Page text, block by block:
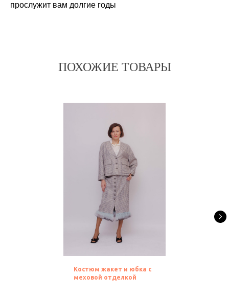
прослужит вам долгие годы
ПОХОЖИЕ ТОВАРЫ
Костюм жакет и юбка с
меховой отделкой